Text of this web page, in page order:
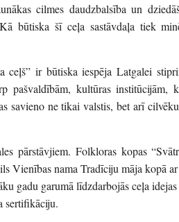
cilmes daudzbalsība un
būtiska šī ceļa sastāvdaļa tiek
ceļš” ir būtiska iespēja Latgalei
pašvaldībām, kultūras institūcijām,
savieno ne tikai valstis, bet arī
pārstāvjiem. Folkloras kopas
Vienības nama Tradīciju māja kopā
gadu garumā līdzdarbojās ceļa
sertifikāciju.